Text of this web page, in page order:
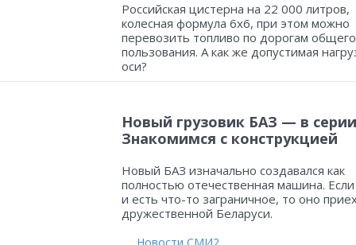
Российская цистерна на 22 000 литров,
колесная формула 6х6, при этом можно
перевозить топливо по дорогам общего
пользования. А как же допустимая
оси?
Новый грузовик БАЗ — в
Знакомимся с конструкцией
Новый БАЗ изначально создавался как
полностью отечественная машина.
и есть что-то заграничное, то оно
дружественной Беларуси.